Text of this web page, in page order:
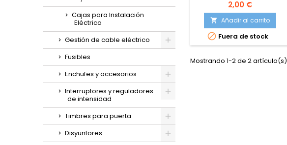
Cajas para Instalación
Eléctrica
Gestión de cable eléctrico
Fusibles
Enchufes y accesorios
Interruptores y reguladores
de intensidad
Timbres para puerta
Disyuntores
2,00 €
 Añadir al carrito
 Fuera de stock
Mostrando 1-2 de 2 artículo(s)